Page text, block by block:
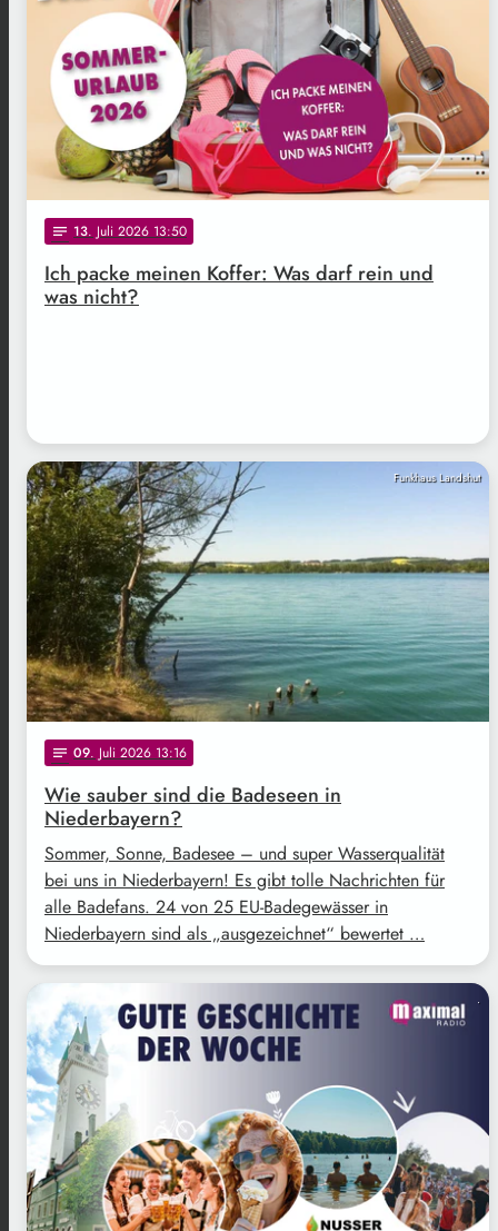
notes 13. Juli 2026 13:50
Ich packe meinen Koffer: Was darf rein und
was nicht?
Funkhaus Landshut
notes 09. Juli 2026 13:16
Wie sauber sind die Badeseen in
Niederbayern?
Sommer, Sonne, Badesee – und super Wasserqualität
bei uns in Niederbayern! Es gibt tolle Nachrichten für
alle Badefans. 24 von 25 EU-Badegewässer in
Niederbayern sind als „ausgezeichnet“ bewertet …
.